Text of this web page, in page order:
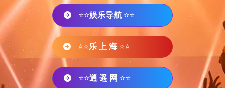
⭐⭐娱乐导航 ⭐⭐
⭐⭐乐 上 海 ⭐⭐
⭐⭐逍 遥 网 ⭐⭐